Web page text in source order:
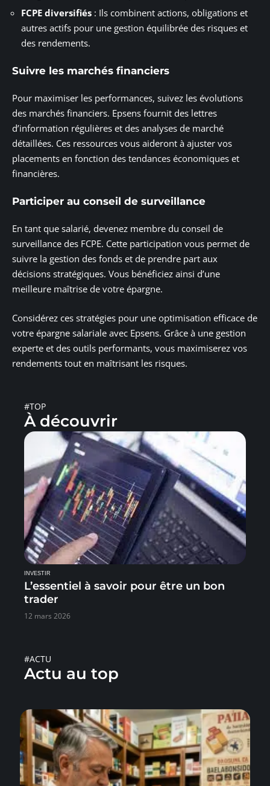
FCPE diversifiés : Ils combinent actions, obligations et
autres actifs pour une gestion équilibrée des risques et
des rendements.
Suivre les marchés financiers
Pour maximiser les performances, suivez les évolutions
des marchés financiers. Epsens fournit des lettres
d’information régulières et des analyses de marché
détaillées. Ces ressources vous aideront à ajuster vos
placements en fonction des tendances économiques et
financières.
Participer au conseil de surveillance
En tant que salarié, devenez membre du conseil de
surveillance des FCPE. Cette participation vous permet de
suivre la gestion des fonds et de prendre part aux
décisions stratégiques. Vous bénéficiez ainsi d’une
meilleure maîtrise de votre épargne.
Considérez ces stratégies pour une optimisation efficace de
votre épargne salariale avec Epsens. Grâce à une gestion
experte et des outils performants, vous maximiserez vos
rendements tout en maîtrisant les risques.
#TOP
À découvrir
INVESTIR
L’essentiel à savoir pour être un bon
trader
12 mars 2026
#ACTU
Actu au top